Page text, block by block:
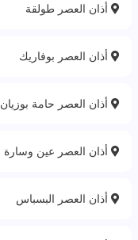
أذان العصر طولقة
أذان العصر بوفاريك
أذان العصر حامة بوزيان
أذان العصر عين وسارة
أذان العصر البسباس